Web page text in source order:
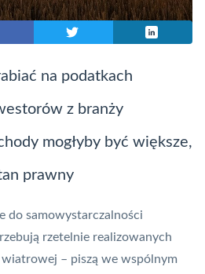
na podatkach
z branży
mogłyby być większe,
prawny
do samowystarczalności
rzetelnie realizowanych
– piszą we wspólnym